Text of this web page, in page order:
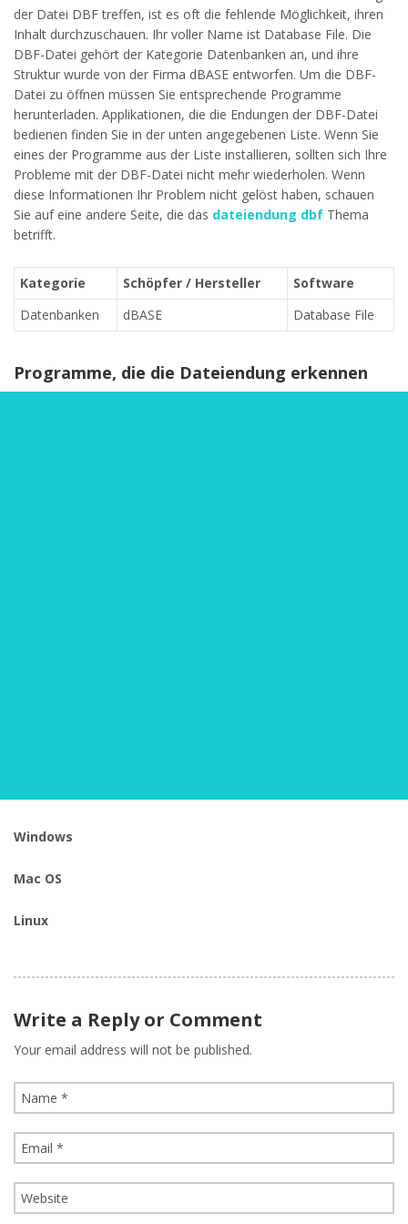
der Datei DBF treffen, ist es oft die fehlende Möglichkeit, ihren
Inhalt durchzuschauen. Ihr voller Name ist Database File. Die
DBF-Datei gehört der Kategorie Datenbanken an, und ihre
Struktur wurde von der Firma dBASE entworfen. Um die DBF-
Datei zu öffnen müssen Sie entsprechende Programme
herunterladen. Applikationen, die die Endungen der DBF-Datei
bedienen finden Sie in der unten angegebenen Liste. Wenn Sie
eines der Programme aus der Liste installieren, sollten sich Ihre
Probleme mit der DBF-Datei nicht mehr wiederholen. Wenn
diese Informationen Ihr Problem nicht gelöst haben, schauen
Sie auf eine andere Seite, die das dateiendung dbf Thema
betrifft.
Kategorie Schöpfer / Hersteller
Software
Datenbanken
dBASE Database File
Programme, die die Dateiendung erkennen
Windows
Mac OS
Linux
Write a Reply or Comment
Your email address will not be published.